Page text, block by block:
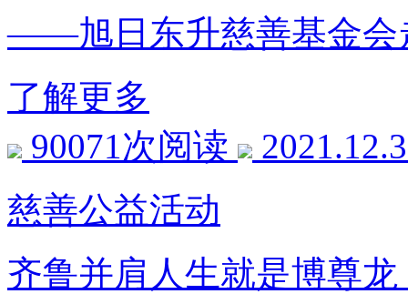
——旭日东升慈善基金会
了解更多
90071次阅读
慈善公益活动
齐鲁并肩人生就是博尊